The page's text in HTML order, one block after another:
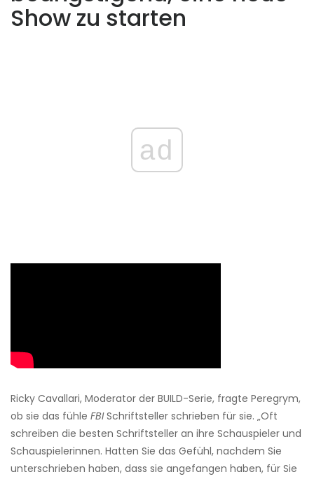
Show zu starten
ad
Ricky Cavallari, Moderator der BUILD-Serie, fragte Peregrym,
ob sie das fühle FBISchriftsteller schrieben für sie. „Oft
schreiben die besten Schriftsteller an ihre Schauspieler und
Schauspielerinnen. Hatten Sie das Gefühl, nachdem Sie
unterschrieben haben, dass sie angefangen haben, für Sie